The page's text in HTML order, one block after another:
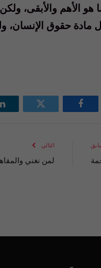
الأهم والأبقى،
حقوق الإنسان،
فيسبوك تويتر
التالي
لمن نغني